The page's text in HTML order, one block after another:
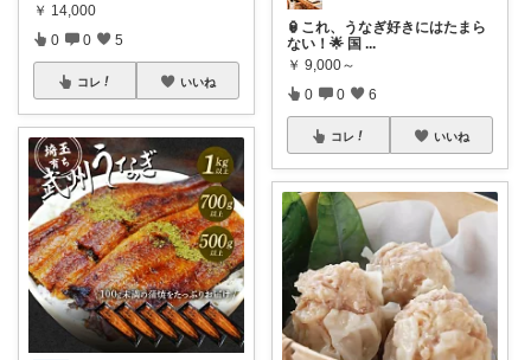
￥ 14,000
0 0 5
コレ いいね
🏮これ、うなぎ好きにはたまら
ない！🌟 国 ...
￥ 9,000～
0 0 6
コレ いいね